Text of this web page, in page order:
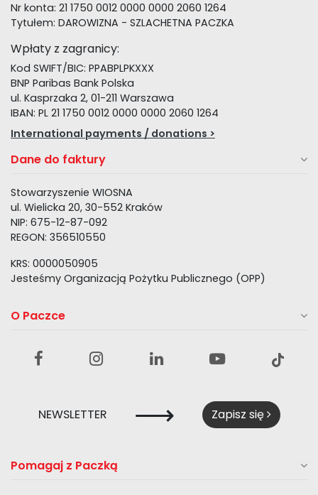
Nr konta: 21 1750 0012 0000 0000 2060 1264
Tytułem: DAROWIZNA - SZLACHETNA PACZKA
Wpłaty z zagranicy:
Kod SWIFT/BIC: PPABPLPKXXX
BNP Paribas Bank Polska
ul. Kasprzaka 2, 01-211 Warszawa
IBAN: PL 21 1750 0012 0000 0000 2060 1264
International payments / donations >
Dane do faktury
Stowarzyszenie WIOSNA
ul. Wielicka 20, 30-552 Kraków
NIP: 675-12-87-092
REGON: 356510550
KRS: 0000050905
Jesteśmy Organizacją Pożytku Publicznego (OPP)
O Paczce
NEWSLETTER ⟶ Zapisz się
Pomagaj z Paczką